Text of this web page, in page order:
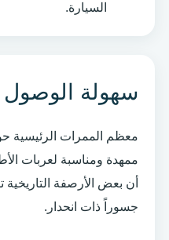
السيارة.
سهولة الوصول
معظم الممرات الرئيسية
ممهدة ومناسبة لعربات
أن بعض الأرصفة
جسوراً ذات انحدار.